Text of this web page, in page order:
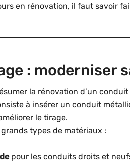
en rénovation, il faut savoir
: moderniser
la rénovation d’un
à insérer un conduit
le tirage.
types de matériaux :
pour les conduits droits et